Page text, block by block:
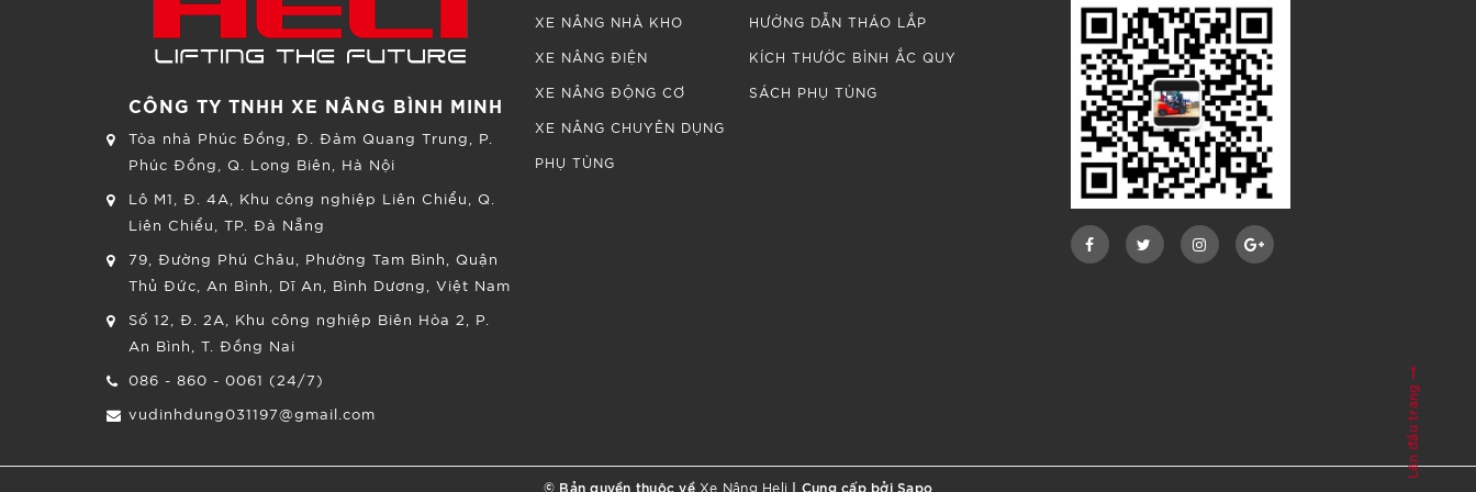
CÔNG TY TNHH XE NÂNG BÌNH MINH
Tòa nhà Phúc Đồng, Đ. Đàm Quang Trung, P.
Phúc Đồng, Q. Long Biên, Hà Nội
Lô M1, Đ. 4A, Khu công nghiệp Liên Chiểu, Q.
Liên Chiểu, TP. Đà Nẵng
79, Đường Phú Châu, Phường Tam Bình, Quận
Thủ Đức, An Bình, Dĩ An, Bình Dương, Việt Nam
Số 12, Đ. 2A, Khu công nghiệp Biên Hòa 2, P.
An Bình, T. Đồng Nai
086 - 860 - 0061 (24/7)
vudinhdung031197@gmail.com
XE NÂNG NHÀ KHO
XE NÂNG ĐIỆN
XE NÂNG ĐỘNG CƠ
XE NÂNG CHUYÊN DỤNG
PHỤ TÙNG
HƯỚNG DẪN THÁO LẮP
KÍCH THƯỚC BÌNH ẮC QUY
SÁCH PHỤ TÙNG
© Bản quyền thuộc về Xe Nâng Heli | Cung cấp bởi Sapo
Lên đầu trang